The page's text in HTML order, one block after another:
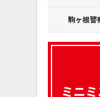
駒ヶ根警
ミニ